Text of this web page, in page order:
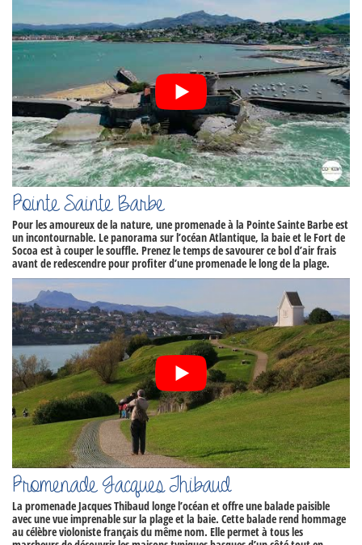
Pointe Sainte Barbe
Pour les amoureux de la nature, une promenade à la Pointe Sainte Barbeest
un incontournable. Le panorama sur l’océan Atlantique, la baie et le Fort de
Socoa est à couper le souffle. Prenez le temps de savourer ce bol d’air frais
avant de redescendre pour profiter d’une promenade le long de la plage.
Promenade Jacques Thibaud
La promenade Jacques Thibaudlonge l’océan et offre une balade paisible
avec une vue imprenable sur la plage et la baie. Cette balade rend hommage
au célèbre violoniste français du même nom. Elle permet à tous les